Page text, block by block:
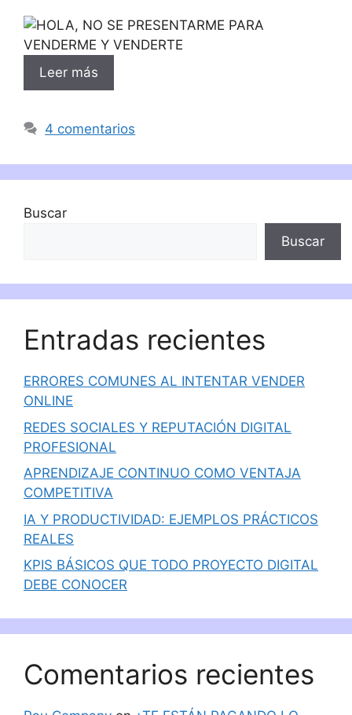
Leer más
4 comentarios
Buscar
Buscar
Entradas recientes
ERRORES COMUNES AL INTENTAR VENDER
ONLINE
REDES SOCIALES Y REPUTACIÓN DIGITAL
PROFESIONAL
APRENDIZAJE CONTINUO COMO VENTAJA
COMPETITIVA
IA Y PRODUCTIVIDAD: EJEMPLOS PRÁCTICOS
REALES
KPIS BÁSICOS QUE TODO PROYECTO DIGITAL
DEBE CONOCER
Comentarios recientes